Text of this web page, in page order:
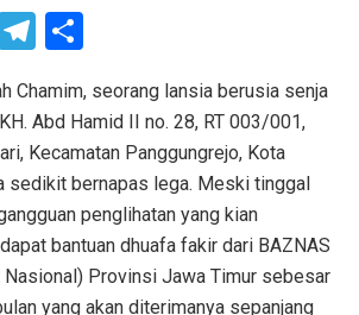
T
el
e
gr
a
m
ar
e
Chamim, seorang lansia berusia senja
Abd Hamid II no. 28, RT 003/001,
Kecamatan Panggungrejo, Kota
sedikit bernapas lega. Meski tinggal
penglihatan yang kian
bantuan dhuafa fakir dari BAZNAS
Nasional) Provinsi Jawa Timur sebesar
yang akan diterimanya sepanjang